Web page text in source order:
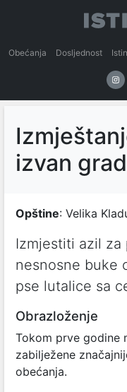
Obećanja Dosljednost
izvan
Opštine: Velika
Izmjestiti azil za
nesnosne buke
pse lutalice sa
Obrazloženje
Tokom prve godine
zabilježene
obećanja.